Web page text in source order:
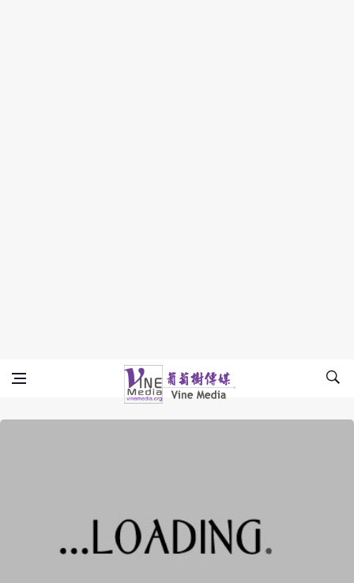
Vine Media
葡萄樹傳媒